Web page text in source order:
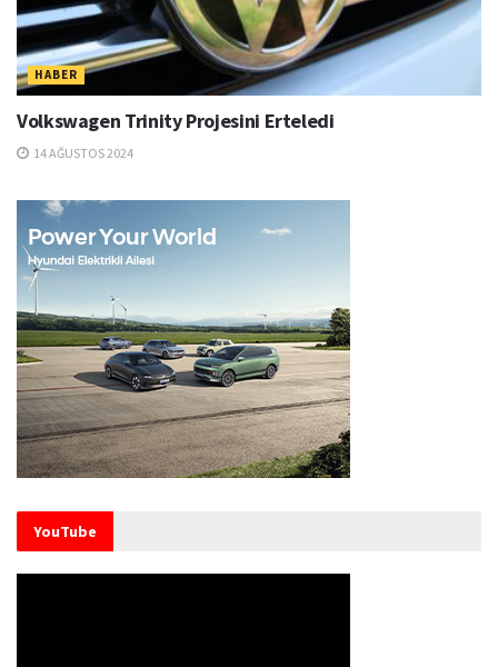
HABER
Volkswagen Trinity Projesini Erteledi
14 AĞUSTOS 2024
YouTube